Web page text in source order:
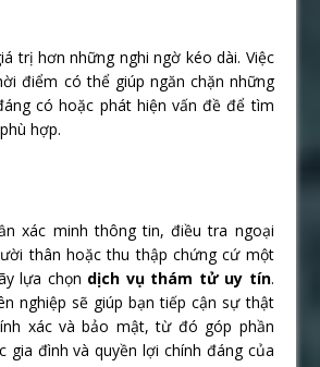
trị hơn những nghi ngờ kéo dài. Việc
điểm có thể giúp ngăn chặn những
có hoặc phát hiện vấn đề để tìm
hợp.
xác minh thông tin, điều tra ngoại
thân hoặc thu thập chứng cứ một
lựa chọn dịch vụ thám tử uy tín.
nghiệp sẽ giúp bạn tiếp cận sự thật
xác và bảo mật, từ đó góp phần
gia đình và quyền lợi chính đáng của